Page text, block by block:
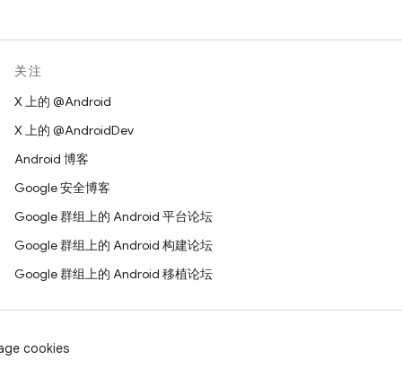
关注
X 上的 @Android
X 上的 @AndroidDev
Android 博客
Google 安全博客
Google 群组上的 Android 平台论坛
Google 群组上的 Android 构建论坛
Google 群组上的 Android 移植论坛
cookies